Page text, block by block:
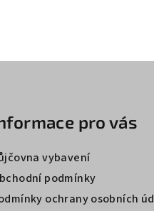
pro vás
vybavení
podmínky
ochrany osobních